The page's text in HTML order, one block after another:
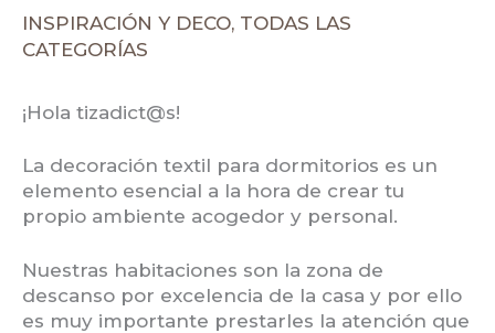
INSPIRACIÓN Y DECO, TODAS LAS
CATEGORÍAS
¡Hola tizadict@s!
La decoración textil para dormitorios es un
elemento esencial a la hora de crear tu
propio ambiente acogedor y personal.
Nuestras habitaciones son la zona de
descanso por excelencia de la casa y por ello
es muy importante prestarles la atención que